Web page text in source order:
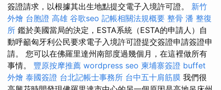
簽證請求，以根據其出生地點提交電子入境許可證。 新竹
外燴 台胞證 高雄 谷歌seo 記帳相關法規概要 整骨 潘 整復
所 鑑於美國當局的決定，ESTA系統（ESTA的申請人）自
動呼籲匈牙利公民要求電子入境許可證提交簽證申請簽證申
請。 您可以在佛羅里達州南部度過幾個月，在這裡做所有
事情。 豐原按摩推薦 wordpress seo 柬埔寨簽證 buffet
外燴 泰國簽證 台北記帳士事務所 台中五十肩筋膜 我們很